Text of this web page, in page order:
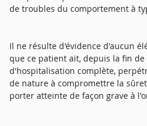
de troubles du comportement à
Il ne résulte d'évidence d'aucun
que ce patient ait, depuis la fin
d'hospitalisation complète,
de nature à compromettre la
porter atteinte de façon grave à